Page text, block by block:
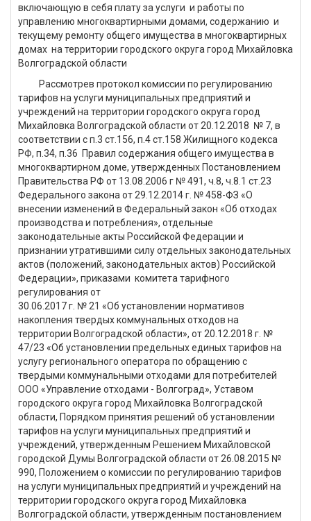
включающую в себя плату за услуги и работы по
управлению многоквартирными домами, содержанию и
текущему ремонту общего имущества в многоквартирных
домах на территории городского округа город Михайловка
Волгоградской области
Рассмотрев протокол комиссии по регулированию
тарифов на услуги муниципальных предприятий и
учреждений на территории городского округа город
Михайловка Волгоградской области от 20.12.2018 № 7, в
соответствии с п.3 ст.156, п.4 ст.158 Жилищного кодекса
РФ, п.34, п.36 Правил содержания общего имущества в
многоквартирном доме, утвержденных Постановлением
Правительства РФ от 13.08.2006 г № 491, ч.8, ч.8.1 ст.23
Федерального закона от 29.12.2014 г. № 458-ФЗ «О
внесении изменений в Федеральный закон «Об отходах
производства и потребления», отдельные
законодательные акты Российской Федерации и
признании утратившими силу отдельных законодательных
актов (положений, законодательных актов) Российской
Федерации», приказами комитета тарифного
регулирования от
30.06.2017 г. № 21 «Об установлении нормативов
накопления твердых коммунальных отходов на
территории Волгоградской области», от 20.12.2018 г. №
47/23 «Об установлении предельных единых тарифов на
услугу регионального оператора по обращению с
твердыми коммунальными отходами для потребителей
ООО «Управление отходами - Волгоград», Уставом
городского округа город Михайловка Волгоградской
области, Порядком принятия решений об установлении
тарифов на услуги муниципальных предприятий и
учреждений, утвержденным Решением Михайловской
городской Думы Волгоградской области от 26.08.2015 №
990, Положением о комиссии по регулированию тарифов
на услуги муниципальных предприятий и учреждений на
территории городского округа город Михайловка
Волгоградской области, утвержденным постановлением